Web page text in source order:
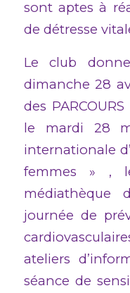
sont aptes à
de détresse
Le club
dimanche 28
des
le mardi 28
internationale
femmes » ,
médiathèque
journée de
ateliers
séance de